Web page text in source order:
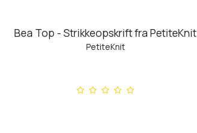
Bea Top - Strikkeopskrift fra PetiteKnit
PetiteKnit